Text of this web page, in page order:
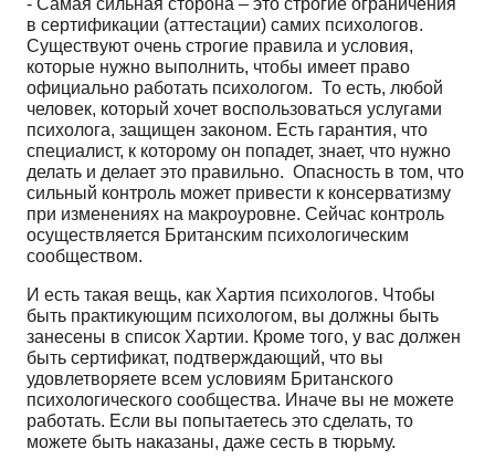
- Самая сильная сторона – это строгие ограничения
в сертификации (аттестации) самих психологов.
Существуют очень строгие правила и условия,
которые нужно выполнить, чтобы имеет право
официально работать психологом. То есть, любой
человек, который хочет воспользоваться услугами
психолога, защищен законом. Есть гарантия, что
специалист, к которому он попадет, знает, что нужно
делать и делает это правильно. Опасность в том, что
сильный контроль может привести к консерватизму
при изменениях на макроуровне. Сейчас контроль
осуществляется Британским психологическим
сообществом.
И есть такая вещь, как Хартия психологов. Чтобы
быть практикующим психологом, вы должны быть
занесены в список Хартии. Кроме того, у вас должен
быть сертификат, подтверждающий, что вы
удовлетворяете всем условиям Британского
психологического сообщества. Иначе вы не можете
работать. Если вы попытаетесь это сделать, то
можете быть наказаны, даже сесть в тюрьму.